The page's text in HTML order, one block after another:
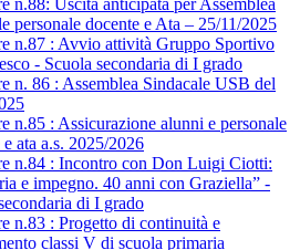
n.88: Uscita anticipata per Assemblea
personale docente e Ata – 25/11/2025
n.87 : Avvio attività Gruppo Sportivo
- Scuola secondaria di I grado
n. 86 : Assemblea Sindacale USB del
n.85 : Assicurazione alunni e personale
e ata a.s. 2025/2026
n.84 : Incontro con Don Luigi Ciotti:
e impegno. 40 anni con Graziella” -
di I grado
n.83 : Progetto di continuità e
classi V di scuola primaria